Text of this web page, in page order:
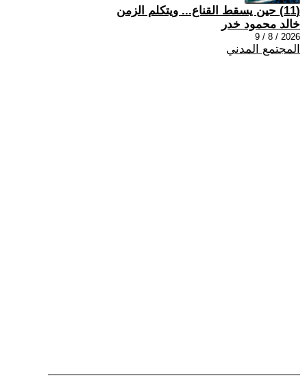
(11) حين يسقط القناع... ويتكلم الزمن
خالد محمود خدر
2026 / 8 / 9
المجتمع المدني